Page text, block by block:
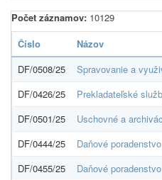
Počet záznamov: 10129
Číslo
Názov
DF/0508/25
Spravovanie a
DF/0426/25
Prekladateľské
DF/0501/25
Uschovné a
DF/0444/25
Daňové
DF/0455/25
Daňové